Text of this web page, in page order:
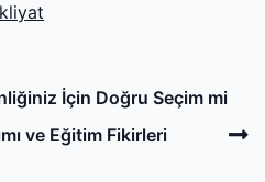
İçin Doğru Seçim mi
ve Eğitim Fikirleri